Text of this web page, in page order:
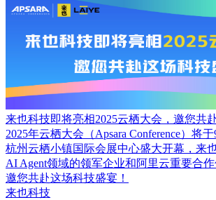
来也科技即将亮相2025云栖大会，邀您共
2025年云栖大会（Apsara Conference）将
杭州云栖小镇国际会展中心盛大开幕，来
AI Agent领域的领军企业和阿里云重要合
邀您共赴这场科技盛宴！
来也科技